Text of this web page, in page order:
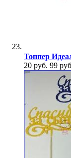
Топпер
20 руб. 99